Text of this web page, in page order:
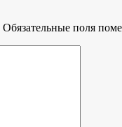
Обязательные поля